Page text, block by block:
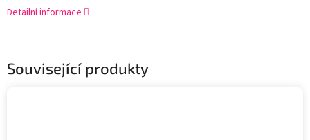
Detailní informace
Související produkty